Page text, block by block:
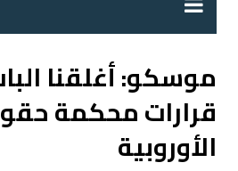
موسكو: أغلقنا
قرارات محكمة
الأوروبية